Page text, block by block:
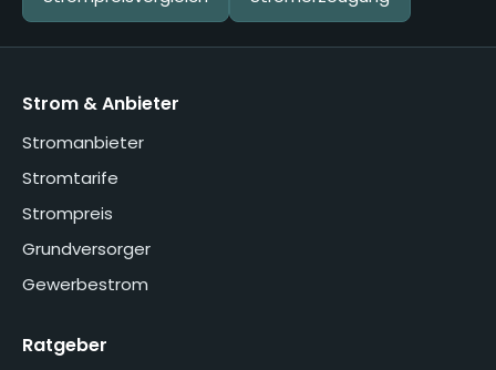
Strom & Anbieter
Stromanbieter
Stromtarife
Strompreis
Grundversorger
Gewerbestrom
Ratgeber